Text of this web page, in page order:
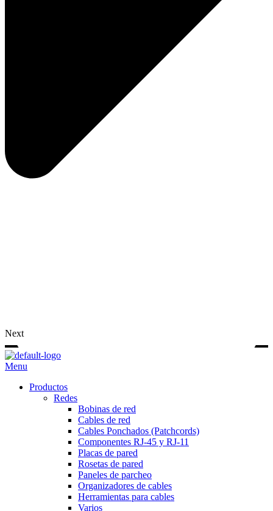
Next
Menu
Productos
Redes
Bobinas de red
Cables de red
Cables Ponchados (Patchcords)
Componentes RJ-45 y RJ-11
Placas de pared
Rosetas de pared
Paneles de parcheo
Organizadores de cables
Herramientas para cables
Varios